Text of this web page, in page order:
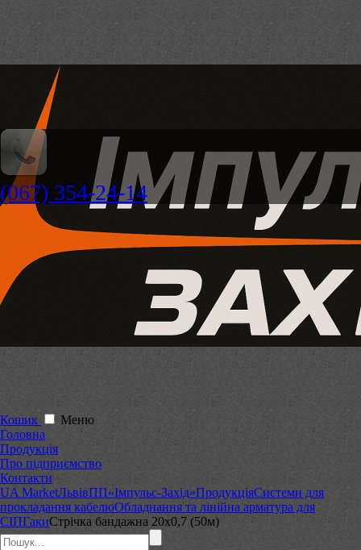
(067) 354-24-14
Кошик
Меню
Головна
Продукція
Про підприємство
Контакти
UA MarketЛьвівПП«Імпульс-Захід»ПродукціяСистеми для
прокладання кабелюОбладнання та лінійна арматура для
СІПГакиСтрічка бандажна 20х0,7 (50м)